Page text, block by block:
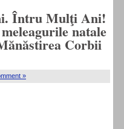
Întru Mulţi Ani!
natale
Corbii
»